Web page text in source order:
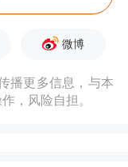
会的自律性
个职业，真
微博
播更多信息，与本
，风险自担。